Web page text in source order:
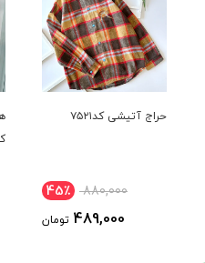
هودی شلوار داخل کرک
588,000